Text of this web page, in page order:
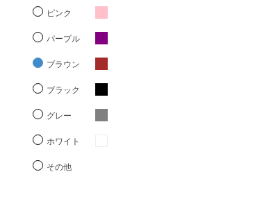
ピンク
パープル
ブラウン
ブラック
グレー
ホワイト
その他